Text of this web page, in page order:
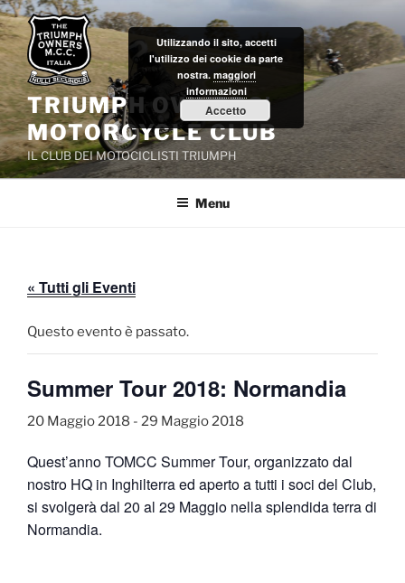
Salta
al
contenuto
TRIUMPH OWNERS'
MOTORCYCLE CLUB
IL CLUB DEI MOTOCICLISTI TRIUMPH
Menu
« Tutti gli Eventi
Questo evento è passato.
Summer Tour 2018: Normandia
20 Maggio 2018 - 29 Maggio 2018
Quest’anno TOMCC Summer Tour, organizzato dal
nostro HQ in Inghilterra ed aperto a tutti i soci del Club,
si svolgerà dal 20 al 29 Maggio nella splendida terra di
Normandia.
Utilizzando il sito, accetti
l'utilizzo dei cookie da parte
nostra. maggiori
informazioni
Accetto